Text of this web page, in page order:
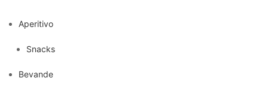
Aperitivo
Snacks
Bevande